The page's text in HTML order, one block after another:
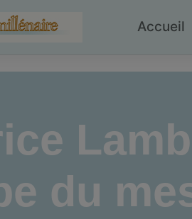
Accueil
du